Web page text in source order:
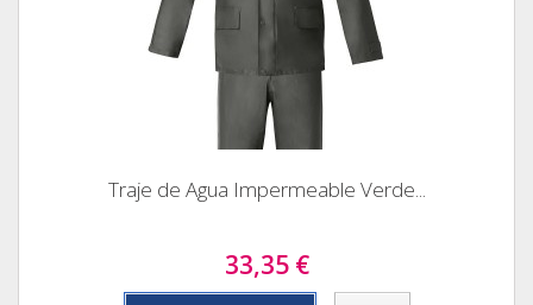
Traje de Agua Impermeable Verde...
33,35 €